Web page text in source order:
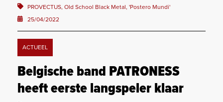
PROVECTUS, Old School Black Metal, 'Postero Mundi'
25/04/2022
ACTUEEL
Belgische band PATRONESS
heeft eerste langspeler klaar